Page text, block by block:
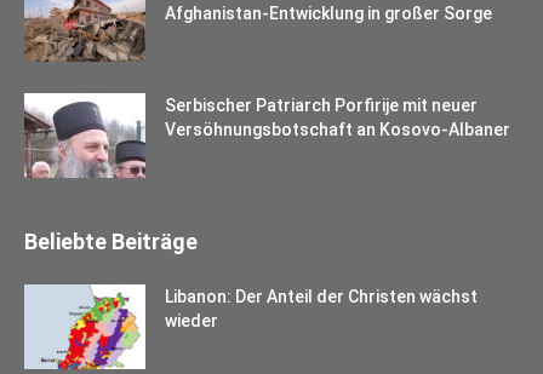
Afghanistan-Entwicklung in großer Sorge
Serbischer Patriarch Porfirije mit neuer
Versöhnungsbotschaft an Kosovo-Albaner
Beliebte Beiträge
Libanon: Der Anteil der Christen wächst
wieder